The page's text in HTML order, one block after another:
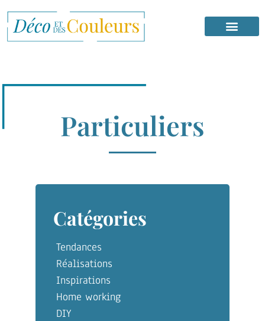
Particuliers
Catégories
Tendances
Réalisations
Inspirations
Home working
DIY